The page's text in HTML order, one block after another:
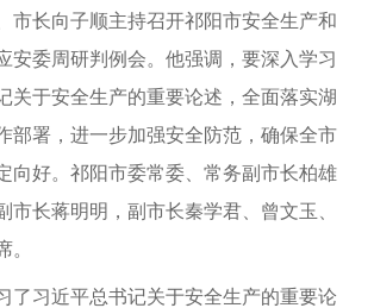
市长向子顺主持召开祁阳市安全生产和
安委周研判例会。他强调，要深入学习
关于安全生产的重要论述，全面落实湖
部署，进一步加强安全防范，确保全市
向好。祁阳市委常委、常务副市长柏雄
市长蒋明明，副市长秦学君、曾文玉、
。
了习近平总书记关于安全生产的重要论